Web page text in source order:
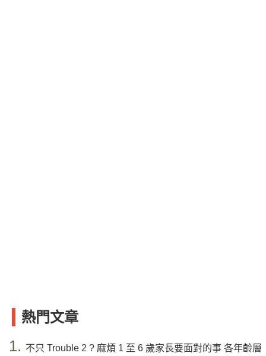
熱門文章
1. 不只 Trouble 2 ? 麻煩 1 至 6 歲家長要面對的事 各年齡層